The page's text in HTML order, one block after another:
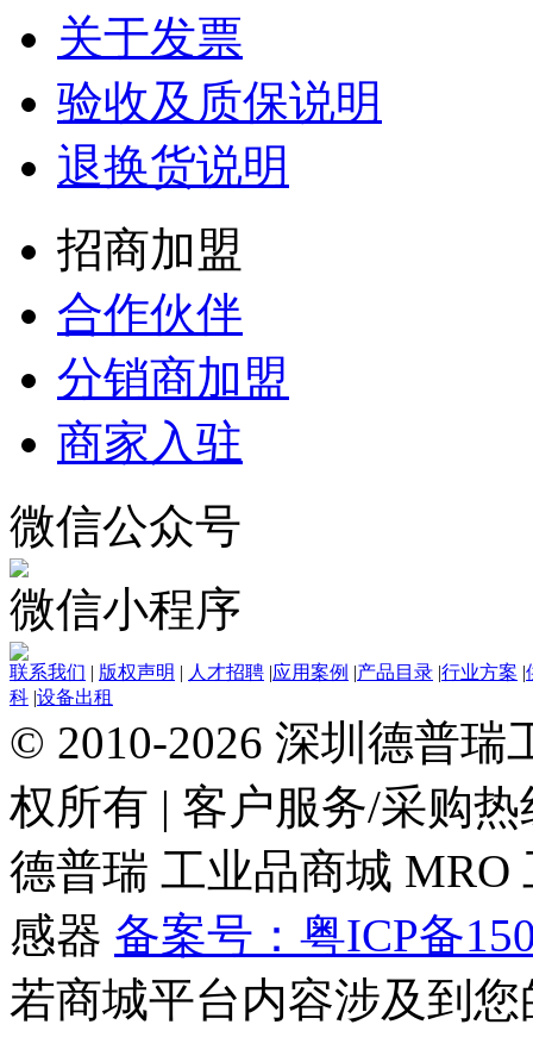
关于发票
验收及质保说明
退换货说明
招商加盟
合作伙伴
分销商加盟
商家入驻
微信公众号
微信小程序
联系我们 | 版权声明 | 人才招聘 |应用案例 |产品目录 |行业方案 |
科 |设备出租
© 2010-2026 深圳德普瑞
权所有 | 客户服务/采购热
德普瑞 工业品商城 MRO
感器 备案号：粤ICP备
若商城平台内容涉及到